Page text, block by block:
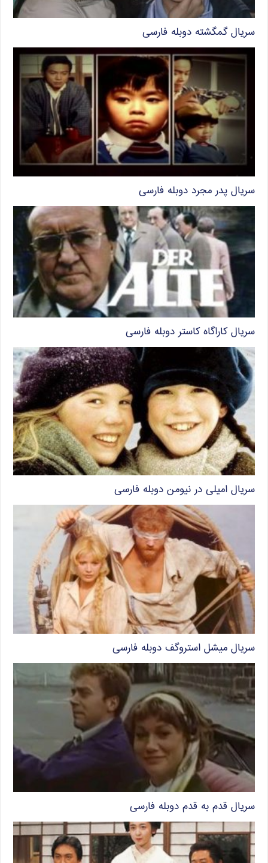
سریال گمگشته دوبله فارسی
سریال پدر مجرد دوبله فارسی
سریال کاراگاه کاستر دوبله فارسی
سریال امیلی در نیومن دوبله فارسی
سریال میشل استروگف دوبله فارسی
سریال قدم به قدم دوبله فارسی